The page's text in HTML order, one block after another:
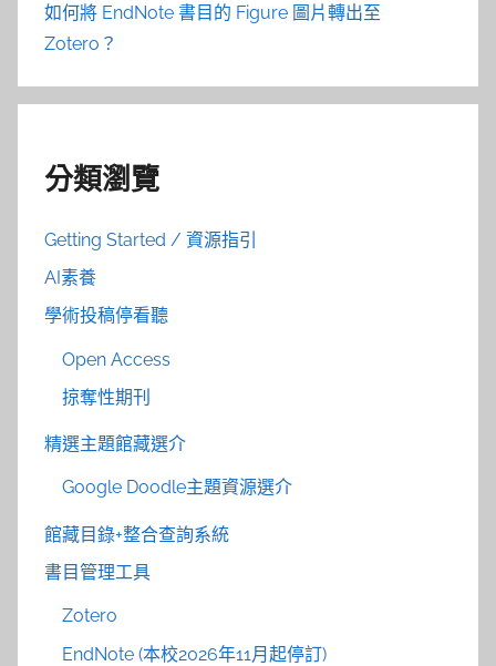
如何將 EndNote 書目的 Figure 圖片轉出至
Zotero？
分類瀏覽
Getting Started / 資源指引
AI素養
學術投稿停看聽
Open Access
掠奪性期刊
精選主題館藏選介
Google Doodle主題資源選介
館藏目錄+整合查詢系統
書目管理工具
Zotero
EndNote (本校2026年11月起停訂)